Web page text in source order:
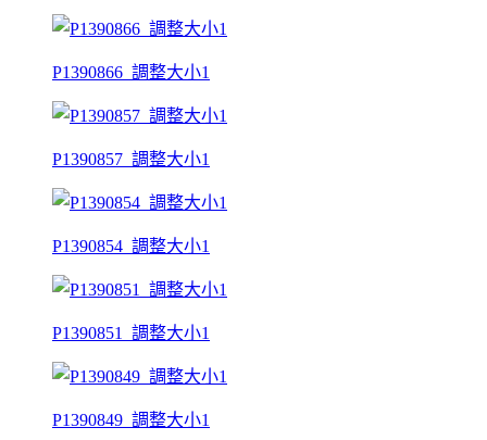
P1390866_調整大小1
P1390857_調整大小1
P1390854_調整大小1
P1390851_調整大小1
P1390849_調整大小1